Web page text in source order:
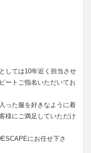
しては10年近く担当させ
ートご指名いただいてお
った服を好きなように着
様にご満足していただけ
にお任せ下さ